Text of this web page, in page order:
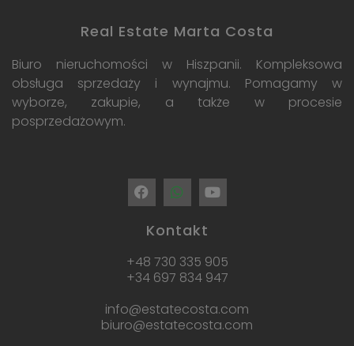
Real Estate Marta Costa
Biuro nieruchomości w Hiszpanii. Kompleksowa
obsługa sprzedaży i wynajmu. Pomagamy w
wyborze, zakupie, a także w procesie
posprzedażowym.
Kontakt
+48 730 335 905
+34 697 834 947
info@estatecosta.com
biuro@estatecosta.com